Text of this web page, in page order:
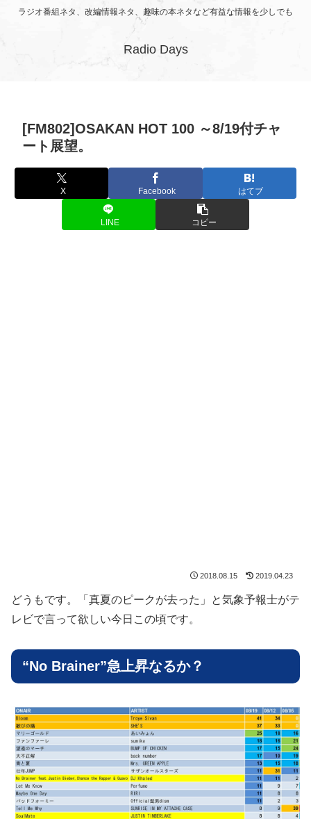
ラジオ番組ネタ、改編情報ネタ、趣味の本ネタなど有益な情報を少しでも
Radio Days
[FM802]OSAKAN HOT 100 ～8/19付チャ
ート展望。
X Facebook はてブ
LINE コピー
2018.08.15 2019.04.23
どうもです。「真夏のピークが去った」と気象予報士がテ
レビで言って欲しい今日この頃です。
“No Brainer”急上昇なるか？